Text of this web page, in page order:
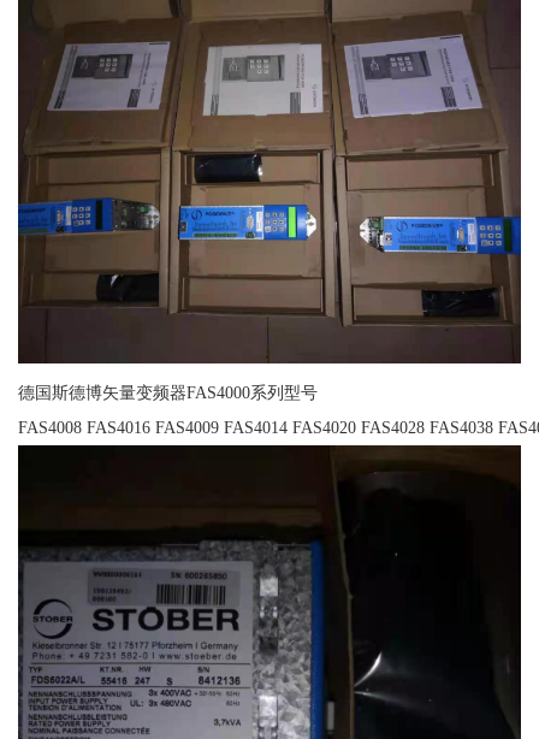
德国斯德博矢量变频器FAS4000系列型号
FAS4008 FAS4016 FAS4009 FAS4014 FAS4020 FAS4028 FAS4038